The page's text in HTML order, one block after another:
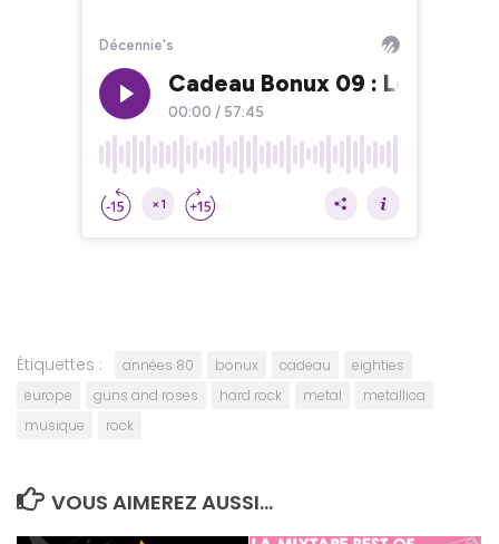
Étiquettes : années 80 bonux cadeau
eighties
europe
guns and roses hard rock metal
metallica
musique
rock
VOUS AIMEREZ AUSSI...